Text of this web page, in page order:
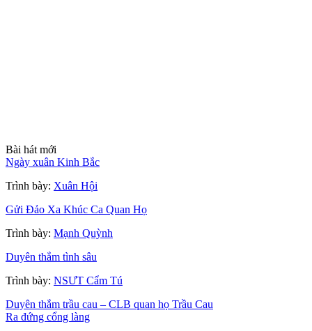
Bài hát mới
Ngày xuân Kinh Bắc
Trình bày: Xuân Hội
Gửi Đảo Xa Khúc Ca Quan Họ
Trình bày: Mạnh Quỳnh
Duyên thắm tình sâu
Trình bày: NSƯT Cẩm Tú
Duyên thắm trầu cau – CLB quan họ Trầu Cau
Ra đứng cổng làng